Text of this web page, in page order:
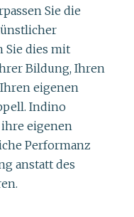
Sie die
Sie dies mit
Bildung, Ihren
eigenen
Indino
eigenen
Performanz
anstatt des